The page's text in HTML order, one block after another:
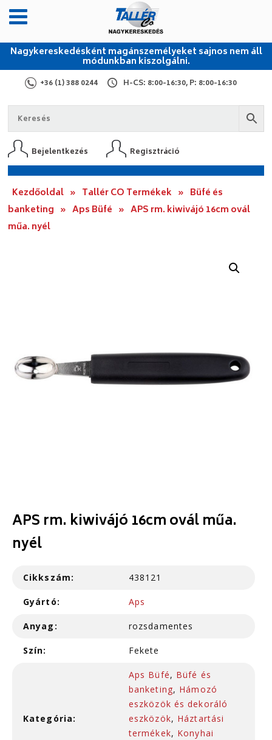
Nagykereskedésként magánszemélyeket sajnos nem áll
módunkban kiszolgálni.
+36 (1) 388 0244 H-CS: 8:00-16:30, P: 8:00-16:30
Bejelentkezés Regisztráció
Kezdőoldal » Tallér CO Termékek » Büfé és
banketing » Aps Büfé » APS rm. kiwivájó 16cm ovál
műa. nyél
APS rm. kiwivájó 16cm ovál műa.
nyél
Cikkszám: 438121
Gyártó: Aps
Anyag: rozsdamentes
Szín: Fekete
Kategória:
Aps Büfé, Büfé és
banketing, Hámozó
eszközök és dekoráló
eszközök, Háztartási
termékek, Konyhai